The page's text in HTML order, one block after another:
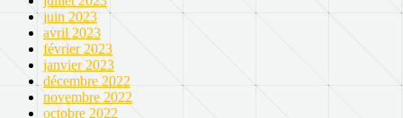
juin 2023
avril 2023
février 2023
janvier 2023
décembre 2022
novembre 2022
octobre 2022